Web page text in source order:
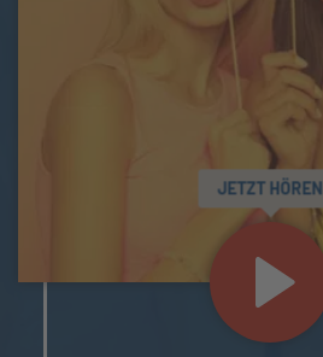
JETZT HÖREN